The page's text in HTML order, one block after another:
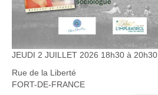
JEUDI 2 JUILLET 2026 18h30 à 20h30
Rue de la Liberté
FORT-DE-FRANCE